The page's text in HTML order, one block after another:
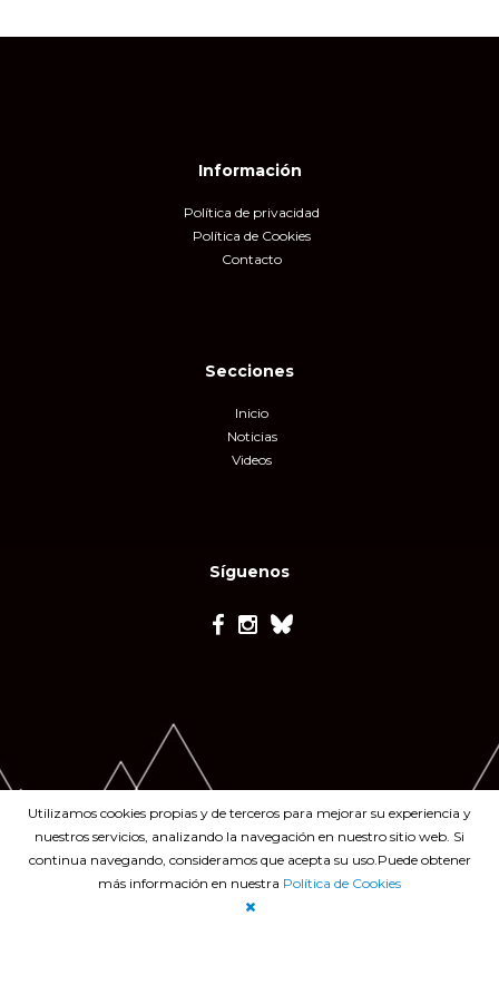
Utilizamos cookies propias y de terceros para mejorar su experiencia y
nuestros servicios, analizando la navegación en nuestro sitio web. Si
continua navegando, consideramos que acepta su uso.Puede obtener
más información en nuestra Política de Cookies
Información
Política de privacidad
Política de Cookies
Contacto
Síguenos
Secciones
Inicio
Noticias
Videos